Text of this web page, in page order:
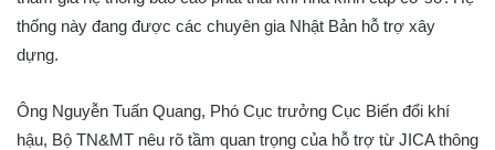
thống này đang được các chuyên gia Nhật Bản hỗ trợ xây
dựng.
Ông Nguyễn Tuấn Quang, Phó Cục trưởng Cục Biến đổi khí
hậu, Bộ TN&MT nêu rõ tầm quan trọng của hỗ trợ từ JICA thông